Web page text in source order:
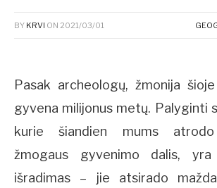
BY KRVI ON 2021/03/01
Pasak archeologų, žmonija
gyvena milijonus metų. Palyginti
kurie šiandien mums atrodo
žmogaus gyvenimo dalis,
išradimas – jie atsirado